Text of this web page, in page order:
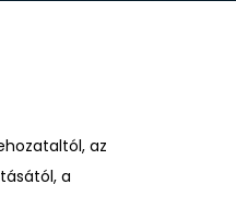
az
a